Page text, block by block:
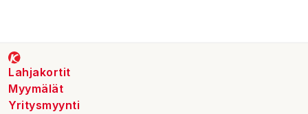
Lahjakortit
Myymälät
Yritysmyynti